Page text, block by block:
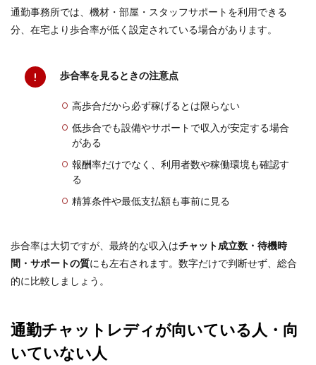
通勤事務所では、機材・部屋・スタッフサポートを利用できる
分、在宅より歩合率が低く設定されている場合があります。
歩合率を見るときの注意点
高歩合だから必ず稼げるとは限らない
低歩合でも設備やサポートで収入が安定する場合
がある
報酬率だけでなく、利用者数や稼働環境も確認す
る
精算条件や最低支払額も事前に見る
歩合率は大切ですが、最終的な収入はチャット成立数・待機時
間・サポートの質にも左右されます。数字だけで判断せず、総合
的に比較しましょう。
通勤チャットレディが向いている人・向
いていない人